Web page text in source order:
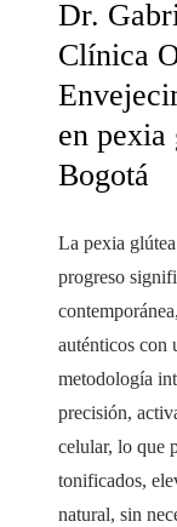
Dr.
Clínica
en pexia
Bogotá
La pexia
progreso
auténticos con
metodología
precisión,
celular, lo que
tonificados,
natural, sin